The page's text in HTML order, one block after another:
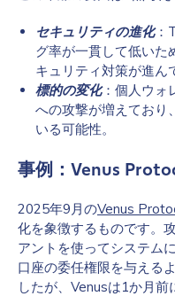
セキュリティの進化：
グ率が一貫して低いた
キュリティ対策が進ん
標的の変化：個人ウォ
への攻撃が増えており
いる可能性。
事例：Venus
2025年9月のVenus
化を象徴するものです。
アントを使ってシステム
口座の委任権限を与える
したが、Venusは1か月前